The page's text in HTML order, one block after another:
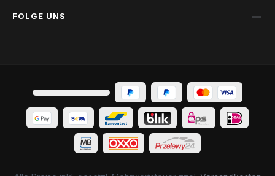
FOLGE UNS